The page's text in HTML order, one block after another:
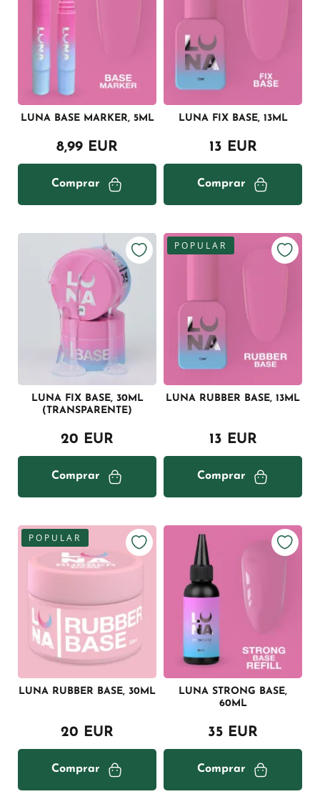
LUNA BASE MARKER, 5ML
8,99 EUR
Comprar
LUNA FIX BASE, 13ML
13 EUR
Comprar
LUNA FIX BASE, 30ML
(TRANSPARENTE)
20 EUR
Comprar
POPULAR
LUNA RUBBER BASE, 13ML
13 EUR
Comprar
POPULAR
LUNA RUBBER BASE, 30ML
20 EUR
Comprar
LUNA STRONG BASE,
60ML
35 EUR
Comprar